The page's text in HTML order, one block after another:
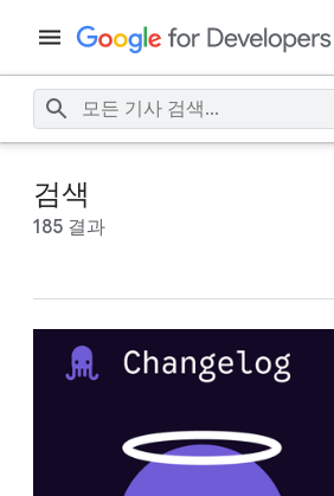
검색
185 결과